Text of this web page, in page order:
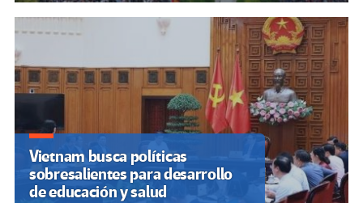
Vietnam busca políticas
sobresalientes para desarrollo
de educación y salud